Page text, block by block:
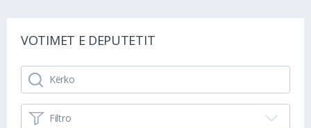
VOTIMET E DEPUTETIT
Filtro